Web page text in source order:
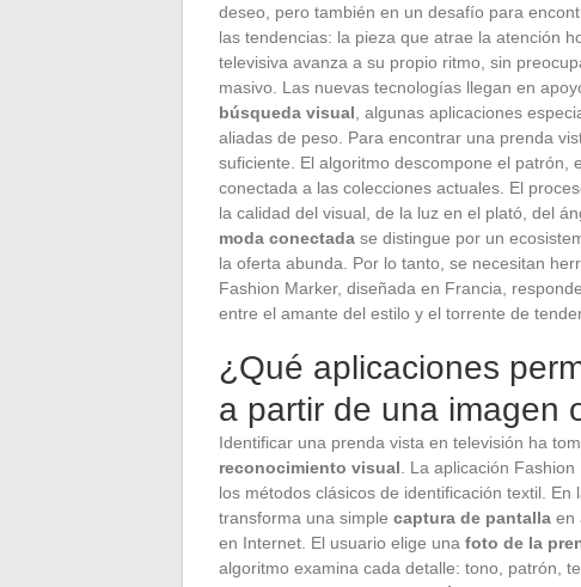
deseo, pero también en un desafío para
las tendencias: la pieza que atrae la atención
televisiva avanza a su propio ritmo, sin
masivo. Las nuevas tecnologías llegan en
búsqueda visual , algunas aplicaciones
aliadas de peso. Para encontrar una prenda
suficiente. El algoritmo descompone el patrón,
conectada a las colecciones actuales. El
la calidad del visual, de la luz en el plató, del
moda conectada se distingue por un
la oferta abunda. Por lo tanto, se necesitan
Fashion Marker, diseñada en Francia,
entre el amante del estilo y el torrente de
¿Qué aplicaciones
a partir de una imagen
Identificar una prenda vista en televisión ha
reconocimiento visual . La aplicación
los métodos clásicos de identificación textil.
transforma una simple captura de pantalla en
en Internet. El usuario elige una foto de la
algoritmo examina cada detalle: tono, patrón,